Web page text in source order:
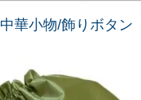
中華小物/飾りボタン